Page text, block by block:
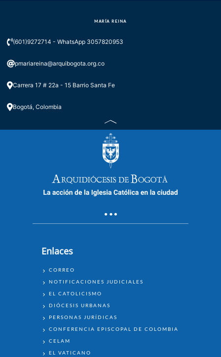
julio de 2021 / 10:00am
La Santa Misa - Domingo 4 de julio
de 2021 / 9:00am
La Santa Misa - Miércoles 30 de
junio de 2021 / 5:00pm
MARÍA REINA
(601)9272714 - WhatsApp 3057820953
pmariareina@arquibogota.org.co
Carrera 17 # 22a - 15 Barrio Santa Fe
Bogotá, Colombia
Enlaces
ENLACES
CORREO
NOTIFICACIONES JUDICIALES
EL CATOLICISMO
DIÓCESIS URBANAS
PERSONAS JURÍDICAS
CONFERENCIA EPISCOPAL DE COLOMBIA
CELAM
EL VATICANO